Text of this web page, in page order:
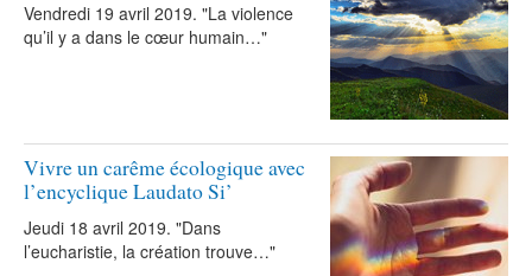
Vendredi 19 avril 2019. "La violence
qu’il y a dans le cœur humain…"
Vivre un carême écologique avec
l’encyclique Laudato Si’
Jeudi 18 avril 2019. "Dans
l’eucharistie, la création trouve…"